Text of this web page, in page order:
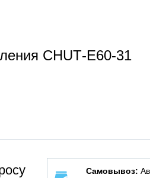
CHUТ-E60-31
Самовывоз: